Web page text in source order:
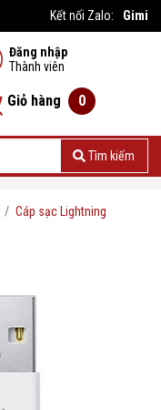
Cáp sạc Lightning
Kết nối Zalo: Gimi
Đăng nhập
Thành viên
Giỏ hàng 0
Tìm kiếm